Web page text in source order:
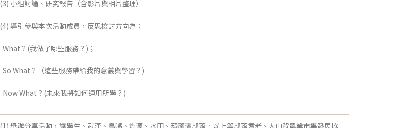
(3) 小組討論、研究報告（含影片與相片整理）
(4) 導引參與本次活動成員，反思檢討方向為：
 What？(我做了哪些服務？)；
 So What？（這些服務帶給我的意義與學習？)
 Now What？(未來我將如何運用所學？)
(1) 舉辦分享活動，讓學生、武漢、鳥嘴、煤源、水田、葫蘆灣部落…以上等部落耆老、大山背農業市集發展協